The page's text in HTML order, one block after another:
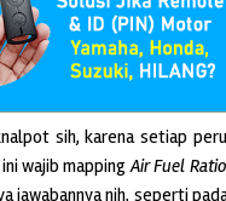
sih, karena setiap
wajib mappingAir Fuel
jawabannya nih, seperti